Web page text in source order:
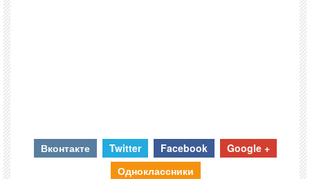
Вконтакте Twitter Facebook
Google +
Одноклассники